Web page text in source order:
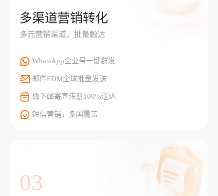
多渠道营销转化
多元营销渠道，批量触达
WhatsApp企业号一键群发
邮件EDM全球批量发送
线下邮寄宣传册100%送达
短信营销，多国覆盖
03